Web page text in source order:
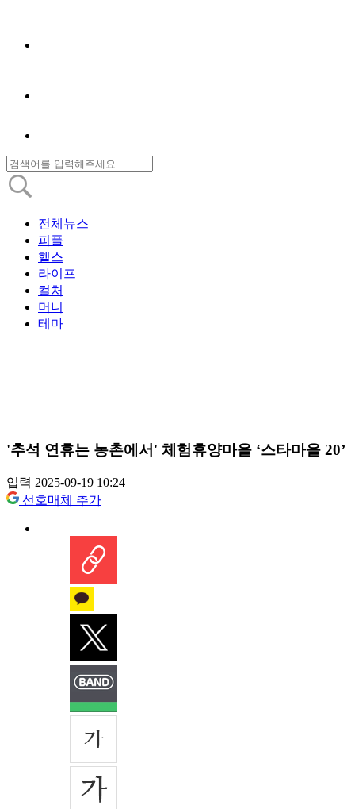
전체뉴스
피플
헬스
라이프
컬처
머니
테마
'추석 연휴는 농촌에서' 체험휴양마을 ‘스타마을 20’
입력 2025-09-19 10:24
선호매체 추가